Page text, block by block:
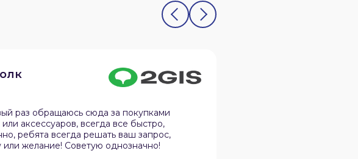
раз обращаюсь сюда за покупками
аксессуаров, всегда все быстро,
ребята всегда решать ваш запрос,
или желание! Советую однозначно!